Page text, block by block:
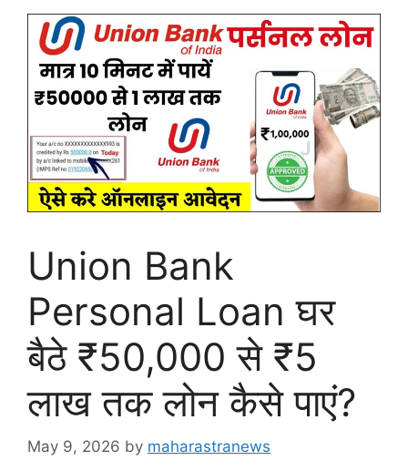
Union Bank
Personal Loan घर
बैठे ₹50,000 से ₹5
लाख तक लोन कैसे पाएं?
May 9, 2026 by maharastranews